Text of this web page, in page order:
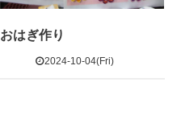
おはぎ作り
2024-10-04(Fri)